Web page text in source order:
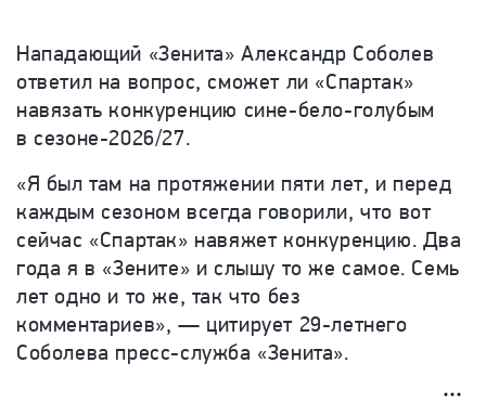
Нападающий «Зенита» Александр Соболев
ответил на вопрос, сможет ли «Спартак»
навязать конкуренцию сине-бело-голубым
в сезоне-2026/27.
«Я был там на протяжении пяти лет, и перед
каждым сезоном всегда говорили, что вот
сейчас «Спартак» навяжет конкуренцию. Два
года я в «Зените» и слышу то же самое. Семь
лет одно и то же, так что без
комментариев», — цитирует 29-летнего
Соболева пресс-служба «Зенита».